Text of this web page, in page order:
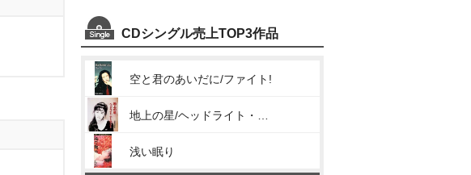
CDシングル売上TOP3作品
空と君のあいだに/ファイト!
浅い眠り